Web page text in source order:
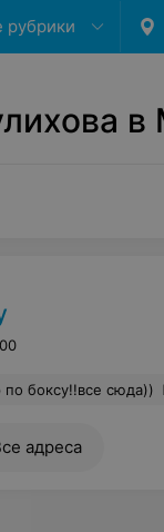
рубрики
в
боксу!!все сюда))
адреса